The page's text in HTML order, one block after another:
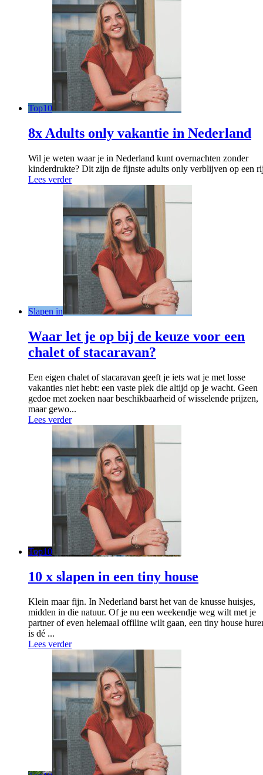
Top10
8x Adults only vakantie in Nederland
Wil je weten waar je in Nederland kunt overnachten zonder
kinderdrukte? Dit zijn de fijnste adults only verblijven op een
Lees verder
Slapen in
Waar let je op bij de keuze voor een
chalet of stacaravan?
Een eigen chalet of stacaravan geeft je iets wat je met losse
vakanties niet hebt: een vaste plek die altijd op je wacht. Geen
gedoe met zoeken naar beschikbaarheid of wisselende prijzen,
maar gewo...
Lees verder
Top10
10 x slapen in een tiny house
Klein maar fijn. In Nederland barst het van de knusse huisjes,
midden in die natuur. Of je nu een weekendje weg wilt met je
partner of even helemaal offiline wilt gaan, een tiny house
is dé ...
Lees verder